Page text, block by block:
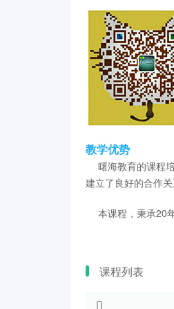
教学优势
曙海教育的课程
建立了良好的合作
本课程，秉承20
课程列表